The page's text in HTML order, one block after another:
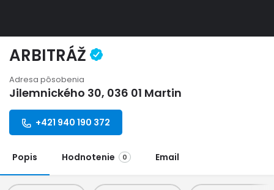
ARBITRÁŽ
Adresa pôsobenia
Jilemnického 30, 036 01 Martin
+421 940 190 372
Popis Hodnotenie 0 Email